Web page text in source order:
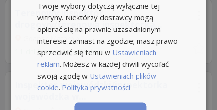
Terenowy inspektor
drogowy/terenowa inspektorka...
Gdańsk Matarnia
11 dni temu ztrojmiasto.pl
Inspektor wojewódzki/inspektorka
Twoje wybory dotyczą wyłącznie tej
witryny. Niektórzy dostawcy mogą
opierać się na prawnie uzasadnionym
interesie zamiast na zgodzie; masz prawo
sprzeciwić się temu w Ustawieniach
reklam. Możesz w każdej chwili wycofać
swoją zgodę w Ustawieniach plików
cookie. Polityka prywatności